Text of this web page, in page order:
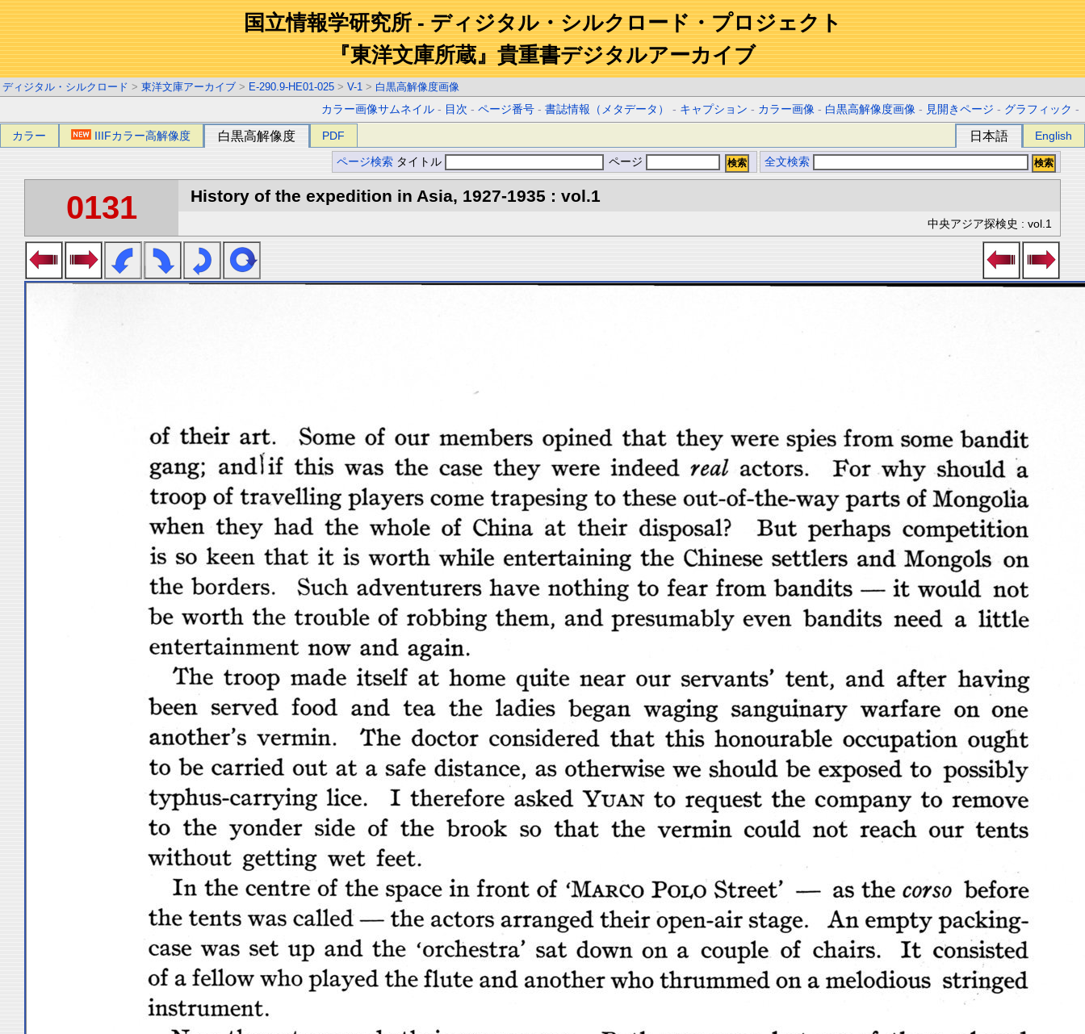
国立情報学研究所 - ディジタル・シルクロード・プロジェクト
『東洋文庫所蔵』貴重書デジタルアーカイブ
ディジタル・シルクロード > 東洋文庫アーカイブ > E-290.9-HE01-025 > V-1 > 白黒高解像度画像
カラー画像サムネイル - 目次 -ページ番号 -書誌情報（メタデータ） - キャプション - カラー画像 - 白黒高解像度画像 - 見開きページ - グラフィック -
カラー IIIFカラー高解像度 白黒高解像度 PDF 日本語 English
ページ検索 タイトル ページ 全文検索
0131 History of the expedition in Asia, 1927-1935 : vol.1
中央アジア探検史 : vol.1